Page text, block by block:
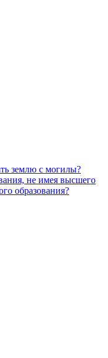
землю с могилы?
не имея высшего
образования?